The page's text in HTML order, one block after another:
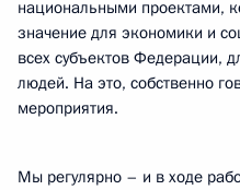
национальными проектами,
значение для экономики и
всех субъектов Федерации,
людей. На это, собственно
мероприятия.
Мы регулярно – и в ходе